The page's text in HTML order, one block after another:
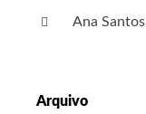
Ana Santos
Arquivo